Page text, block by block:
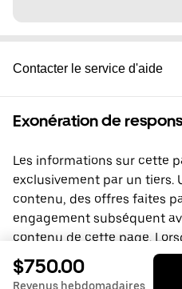
Contacter le service d'aide
Exonération de
Les informations sur cette
exclusivement par un tiers.
contenu, des offres faites
engagement subséquent
contenu de cette page.
un tiers, vous concluez une
à laquelle Uber ne prend
$750.00
Revenus hebdomadaires